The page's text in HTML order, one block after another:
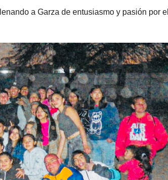
a Garza de entusiasmo y pasión por el